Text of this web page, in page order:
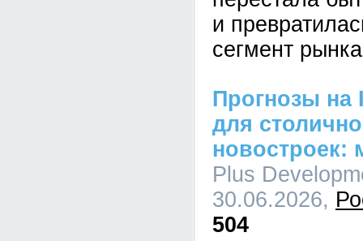
и
сегмент
Прогнозы на
для
новостроек:
Plus
30.06.2026,
504